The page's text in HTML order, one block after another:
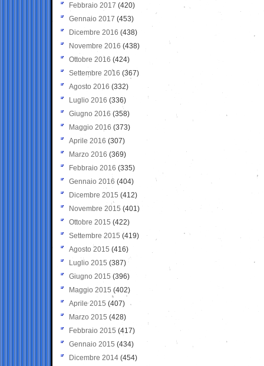
Febbraio 2017 (420)
Gennaio 2017 (453)
Dicembre 2016 (438)
Novembre 2016 (438)
Ottobre 2016 (424)
Settembre 2016 (367)
Agosto 2016 (332)
Luglio 2016 (336)
Giugno 2016 (358)
Maggio 2016 (373)
Aprile 2016 (307)
Marzo 2016 (369)
Febbraio 2016 (335)
Gennaio 2016 (404)
Dicembre 2015 (412)
Novembre 2015 (401)
Ottobre 2015 (422)
Settembre 2015 (419)
Agosto 2015 (416)
Luglio 2015 (387)
Giugno 2015 (396)
Maggio 2015 (402)
Aprile 2015 (407)
Marzo 2015 (428)
Febbraio 2015 (417)
Gennaio 2015 (434)
Dicembre 2014 (454)